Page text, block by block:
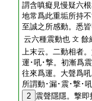
謂含嗔癡見慢疑六
地常爲此重垢所持
至誠之所感動。悉
云六種震動也 文 餘
上末云。二動相者
運･吼･撃。初漸爲
往來爲運。大聲爲
所謂動･漏･震･撃･
2 震聲隱隱。撃